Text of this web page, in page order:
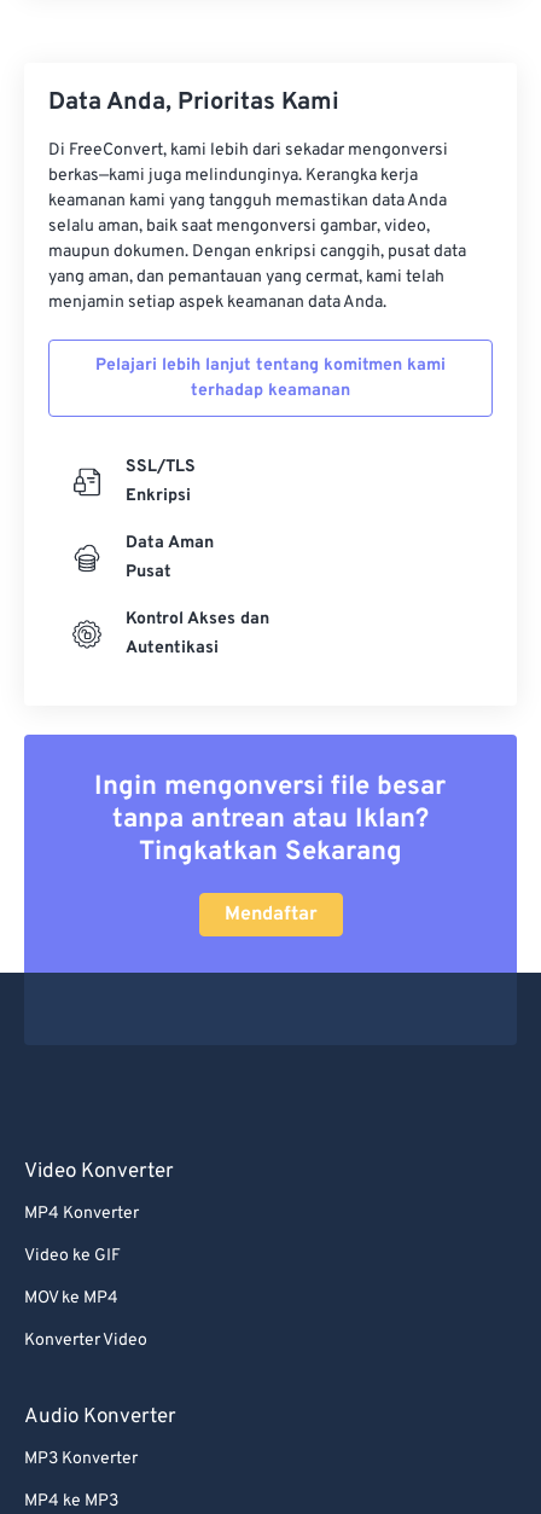
Data Anda, Prioritas Kami
Di FreeConvert, kami lebih dari sekadar mengonversi
berkas—kami juga melindunginya. Kerangka kerja
keamanan kami yang tangguh memastikan data Anda
selalu aman, baik saat mengonversi gambar, video,
maupun dokumen. Dengan enkripsi canggih, pusat data
yang aman, dan pemantauan yang cermat, kami telah
menjamin setiap aspek keamanan data Anda.
Pelajari lebih lanjut tentang komitmen kami
terhadap keamanan
SSL/TLS
Enkripsi
Data Aman
Pusat
Kontrol Akses dan
Autentikasi
Ingin mengonversi file besar
tanpa antrean atau Iklan?
Tingkatkan Sekarang
Mendaftar
Video Konverter
MP4 Konverter
Video ke GIF
MOV ke MP4
Konverter Video
Audio Konverter
MP3 Konverter
MP4 ke MP3